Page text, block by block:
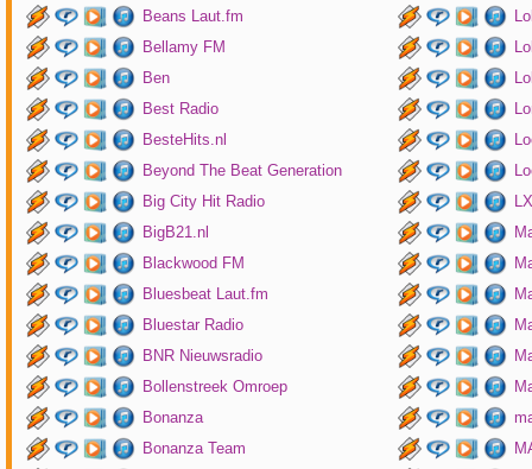
Beans Laut.fm
Bellamy FM
Ben
Best Radio
BesteHits.nl
Beyond The Beat Generation
Big City Hit Radio
BigB21.nl
Blackwood FM
Bluesbeat Laut.fm
Bluestar Radio
BNR Nieuwsradio
Bollenstreek Omroep
Bonanza
Bonanza Team